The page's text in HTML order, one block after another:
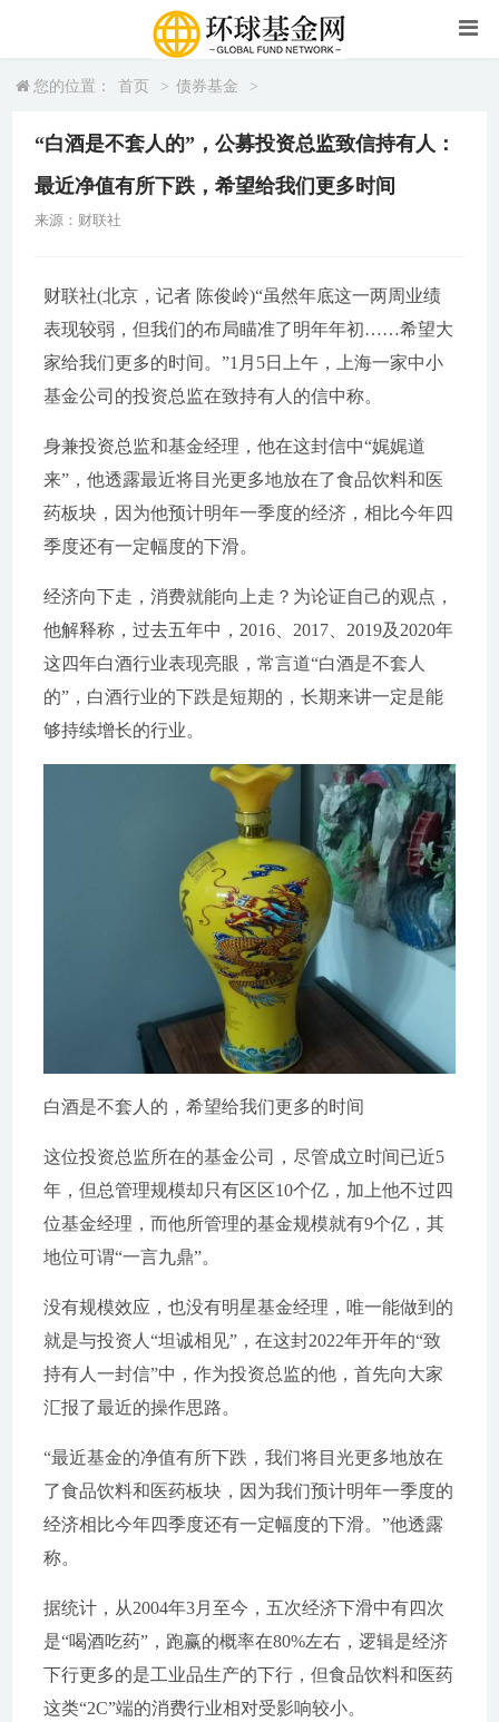
您的位置： 首页 > 债券基金 >
“白酒是不套人的”，公募投资总监致信持有人：
最近净值有所下跌，希望给我们更多时间
来源：财联社
财联社(北京，记者 陈俊岭)“虽然年底这一两周业绩
表现较弱，但我们的布局瞄准了明年年初……希望大
家给我们更多的时间。”1月5日上午，上海一家中小
基金公司的投资总监在致持有人的信中称。
身兼投资总监和基金经理，他在这封信中“娓娓道
来”，他透露最近将目光更多地放在了食品饮料和医
药板块，因为他预计明年一季度的经济，相比今年四
季度还有一定幅度的下滑。
经济向下走，消费就能向上走？为论证自己的观点，
他解释称，过去五年中，2016、2017、2019及2020年
这四年白酒行业表现亮眼，常言道“白酒是不套人
的”，白酒行业的下跌是短期的，长期来讲一定是能
够持续增长的行业。
白酒是不套人的，希望给我们更多的时间
这位投资总监所在的基金公司，尽管成立时间已近5
年，但总管理规模却只有区区10个亿，加上他不过四
位基金经理，而他所管理的基金规模就有9个亿，其
地位可谓“一言九鼎”。
没有规模效应，也没有明星基金经理，唯一能做到的
就是与投资人“坦诚相见”，在这封2022年开年的“致
持有人一封信”中，作为投资总监的他，首先向大家
汇报了最近的操作思路。
“最近基金的净值有所下跌，我们将目光更多地放在
了食品饮料和医药板块，因为我们预计明年一季度的
经济相比今年四季度还有一定幅度的下滑。”他透露
称。
据统计，从2004年3月至今，五次经济下滑中有四次
是“喝酒吃药”，跑赢的概率在80%左右，逻辑是经济
下行更多的是工业品生产的下行，但食品饮料和医药
这类“2C”端的消费行业相对受影响较小。